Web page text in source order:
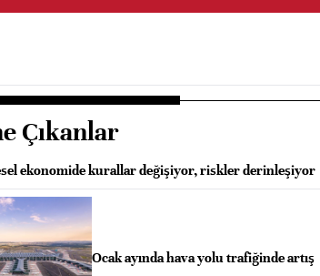
Çıkanlar
ekonomide kurallar değişiyor, riskler derinleşiyor
Ocak ayında hava yolu trafiğinde artış